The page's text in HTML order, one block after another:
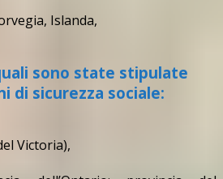
Islanda,
sono state stipulate
di sicurezza sociale:
Victoria),